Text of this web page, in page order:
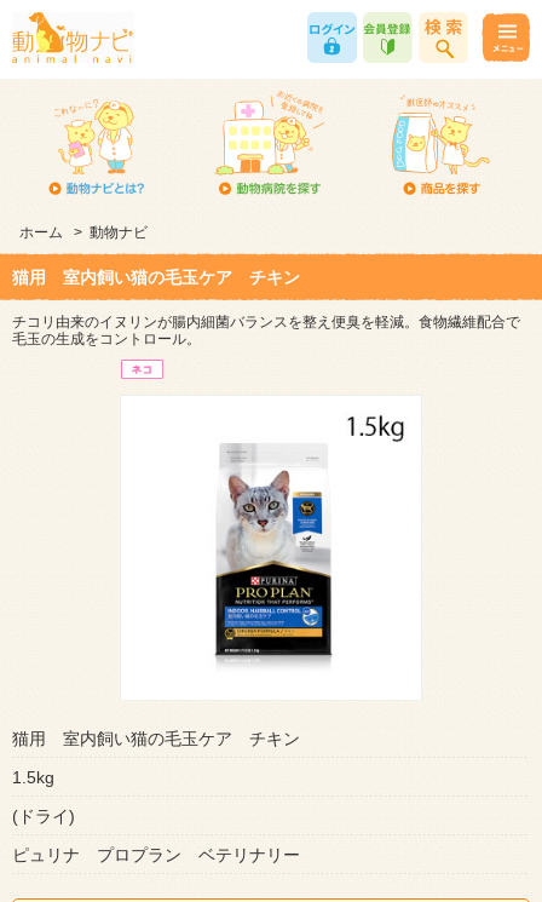
ホーム > 動物ナビ
猫用 室内飼い猫の毛玉ケア チキン
チコリ由来のイヌリンが腸内細菌バランスを整え便臭を軽減。食物繊維配合で
毛玉の生成をコントロール。
猫用 室内飼い猫の毛玉ケア チキン
1.5kg
(ドライ)
ピュリナ プロプラン ベテリナリー